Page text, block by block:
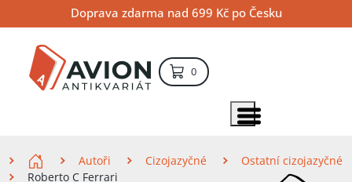
na
obsah
na
navigaci
na
vyhledávání
Doprava zdarma nad 699 Kč po Česku
0položek – košík
Zobrazit položky menu
Autoři Cizojazyčné
Ostatní cizojazyčné
Roberto C Ferrari